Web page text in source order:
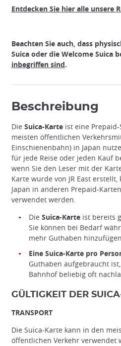
Entdecken Sie hier alle unsere
Beachten Sie auch, dass
Suica oder die Welcome Suica
inbegriffen sind.
Beschreibung
Die Suica-Karte ist eine
meisten öffentlichen
Einschienenbahn) in Japan
für jede Reise oder jeden Kauf
wenn Sie den Leser mit der
Karte wurde von JR East
Japan in anderen Prepaid-
verwendet werden.
Die Suica-Karte ist bereits
Sie können bei Bedarf
mehr Guthaben
Eine Suica-Karte pro
Guthaben aufgebraucht
Bahnhof beliebig oft
GÜLTIGKEIT DER
TRANSPORT
Die Suica-Karte kann in den
öffentlichen Verkehr verwendet